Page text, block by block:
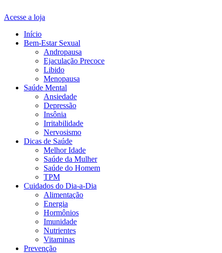
Acesse a loja
Início
Bem-Estar Sexual
Andropausa
Ejaculação Precoce
Libido
Menopausa
Saúde Mental
Ansiedade
Depressão
Insônia
Irritabilidade
Nervosismo
Dicas de Saúde
Melhor Idade
Saúde da Mulher
Saúde do Homem
TPM
Cuidados do Dia-a-Dia
Alimentação
Energia
Hormônios
Imunidade
Nutrientes
Vitaminas
Prevenção